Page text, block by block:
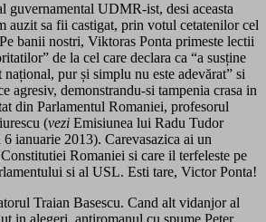
guvernamental UDMR-ist, desi aceasta
auzit sa fii castigat, prin votul cetatenilor cel
banii nostri, Viktoras Ponta primeste lectii
de la cel care declara ca “a susține
național, pur și simplu nu este adevărat” si
agresiv, demonstrandu-si tampenia crasa in
din Parlamentul Romaniei, profesorul
(vezi Emisiunea lui Radu Tudor
6 ianuarie 2013). Carevasazica ai un
Romaniei si care il terfeleste pe
si al USL. Esti tare, Victor Ponta!
Traian Basescu. Cand alt vidanjor al